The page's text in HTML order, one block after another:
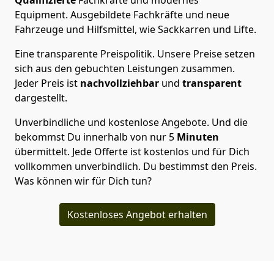
Equipment. Ausgebildete Fachkräfte und neue
Fahrzeuge und Hilfsmittel, wie Sackkarren und Lifte.
Eine transparente Preispolitik. Unsere Preise setzen
sich aus den gebuchten Leistungen zusammen.
Jeder Preis ist nachvollziehbar und transparent
dargestellt.
Unverbindliche und kostenlose Angebote. Und die
bekommst Du innerhalb von nur 5 Minuten
übermittelt. Jede Offerte ist kostenlos und für Dich
vollkommen unverbindlich. Du bestimmst den Preis.
Was können wir für Dich tun?
Kostenloses Angebot erhalten